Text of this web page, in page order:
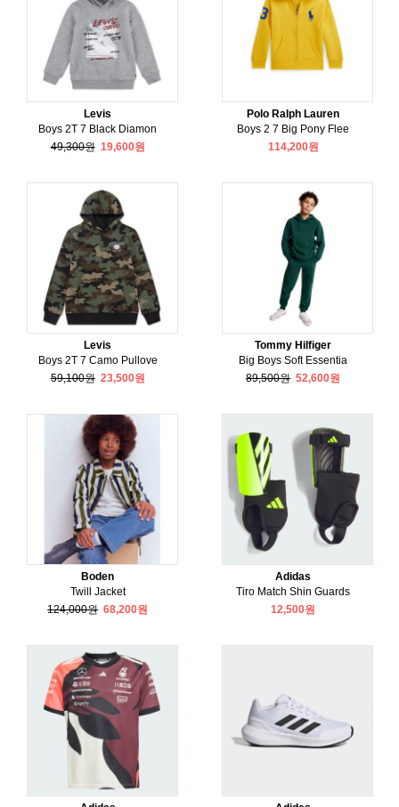
Levis
Boys 2T 7 Black Diamon
49,300원 19,600원
Polo Ralph Lauren
Boys 2 7 Big Pony Flee
114,200원
Levis
Boys 2T 7 Camo Pullove
59,100원 23,500원
Tommy Hilfiger
Big Boys Soft Essentia
89,500원 52,600원
Boden
Twill Jacket
124,000원 68,200원
Adidas
Tiro Match Shin Guards
12,500원